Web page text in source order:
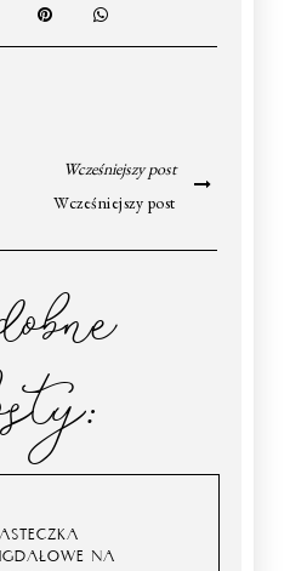
Wcześniejszy post
Wcześniejszy post
NA